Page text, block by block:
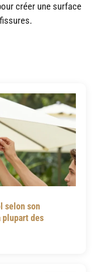
créer une surface
selon son
plupart des